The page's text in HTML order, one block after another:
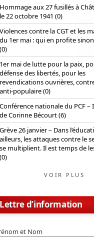
Hommage aux 27 fusillés à
le 22 octobre 1941 (0)
Violences contre la CGT et les
du 1er mai : qui en profite
(0)
1er mai de lutte pour la paix,
défense des libertés, pour les
revendications ouvrières,
anti-populaire (0)
Conférence nationale du PCF
de Corinne Bécourt (6)
Grève 26 janvier – Dans
ailleurs, les attaques contre le
se multiplient. Il est temps de
(0)
VOIR PLUS
Lettre d’information
et Nom